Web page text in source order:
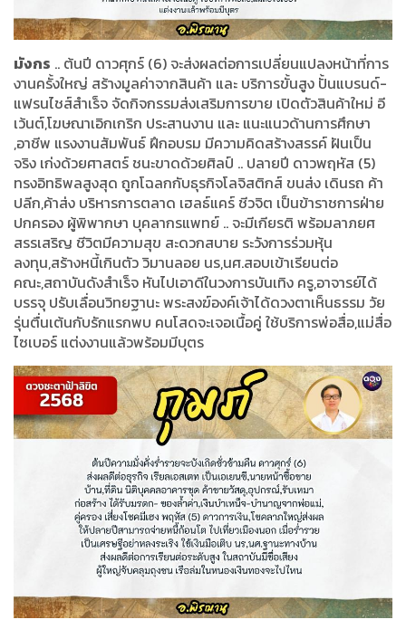
มังกร .. ต้นปี ดาวศุกร์ (6) จะส่งผลต่อการเปลี่ยนแปลงหน้าที่การ
งานครั้งใหญ่ สร้างมูลค่าจากสินค้า และ บริการขั้นสูง ปั้นแบรนด์-
แฟรนไชส์สำเร็จ จัดกิจกรรมส่งเสริมการขาย เปิดตัวสินค้าใหม่ อี
เว้นต์,โฆษณาเอิกเกริก ประสานงาน และ แนะแนวด้านการศึกษา
,อาชีพ แรงงานสัมพันธ์ ฝึกอบรม มีความคิดสร้างสรรค์ ฝันเป็น
จริง เก่งด้วยศาสตร์ ชนะขาดด้วยศิลป์ .. ปลายปี ดาวพฤหัส (5)
ทรงอิทธิพลสูงสุด ถูกโฉลกกับธุรกิจโลจิสติกส์ ขนส่ง เดินรถ ค้า
ปลีก,ค้าส่ง บริหารการตลาด เฮลธ์แคร์ ชีวจิต เป็นข้าราชการฝ่าย
ปกครอง ผู้พิพากษา บุคลากรแพทย์ .. จะมีเกียรติ พร้อมลาภยศ
สรรเสริญ ชีวิตมีความสุข สะดวกสบาย ระวังการร่วมหุ้น
ลงทุน,สร้างหนี้เกินตัว วิมานลอย นร,นศ.สอบเข้าเรียนต่อ
คณะ,สถาบันดังสำเร็จ หันไปเอาดีในวงการบันเทิง ครู,อาจารย์ได้
บรรจุ ปรับเลื่อนวิทยฐานะ พระสงฆ์องค์เจ้าได้ดวงตาเห็นธรรม วัย
รุ่นตื่นเต้นกับรักแรกพบ คนโสดจะเจอเนื้อคู่ ใช้บริการพ่อสื่อ,แม่สื่อ
ไซเบอร์ แต่งงานแล้วพร้อมมีบุตร